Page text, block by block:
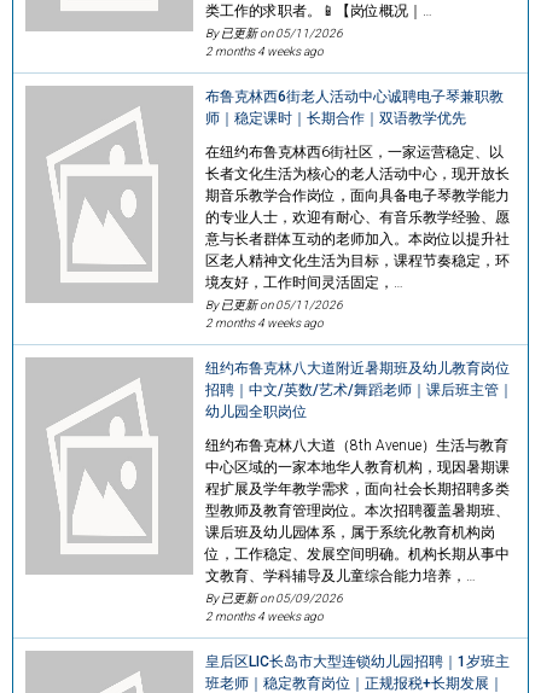
类工作的求职者。📱【岗位概况｜…
By 已更新 on05/11/2026
2 months 4 weeks ago
布鲁克林西6街老人活动中心诚聘电子琴兼职教
师｜稳定课时｜长期合作｜双语教学优先
在纽约布鲁克林西6街社区，一家运营稳定、以
长者文化生活为核心的老人活动中心，现开放长
期音乐教学合作岗位，面向具备电子琴教学能力
的专业人士，欢迎有耐心、有音乐教学经验、愿
意与长者群体互动的老师加入。本岗位以提升社
区老人精神文化生活为目标，课程节奏稳定，环
境友好，工作时间灵活固定，…
By 已更新 on05/11/2026
2 months 4 weeks ago
纽约布鲁克林八大道附近暑期班及幼儿教育岗位
招聘｜中文/英数/艺术/舞蹈老师｜课后班主管｜
幼儿园全职岗位
纽约布鲁克林八大道（8th Avenue）生活与教育
中心区域的一家本地华人教育机构，现因暑期课
程扩展及学年教学需求，面向社会长期招聘多类
型教师及教育管理岗位。本次招聘覆盖暑期班、
课后班及幼儿园体系，属于系统化教育机构岗
位，工作稳定、发展空间明确。机构长期从事中
文教育、学科辅导及儿童综合能力培养，…
By 已更新 on05/09/2026
2 months 4 weeks ago
皇后区LIC长岛市大型连锁幼儿园招聘｜1岁班主
班老师｜稳定教育岗位｜正规报税+长期发展｜